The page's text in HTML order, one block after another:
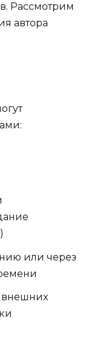
Рассмотрим
автора
или через